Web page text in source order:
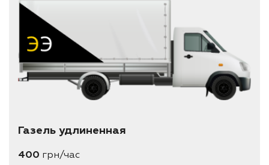
Газель удлиненная
400 грн/час